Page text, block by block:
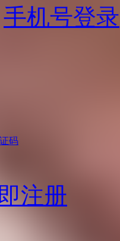
手机号登录
码
注册